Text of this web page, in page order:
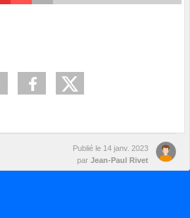
Publié le 14 janv. 2023
par Jean-Paul Rivet